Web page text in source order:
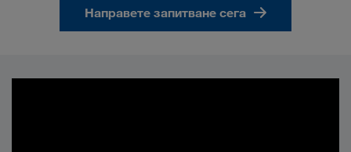
Направете запитване сега